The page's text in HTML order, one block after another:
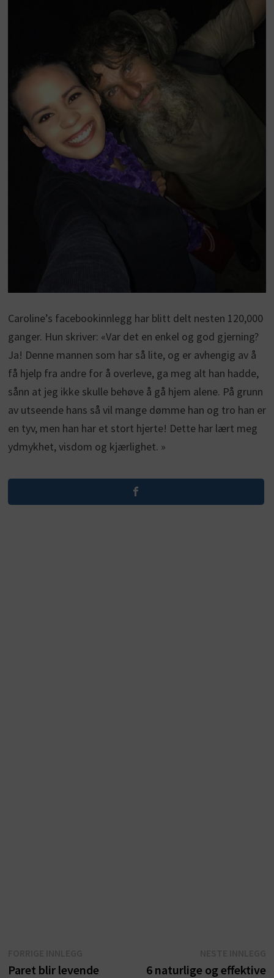
Caroline’s facebookinnlegg har blitt delt nesten 120,000
ganger. Hun skriver: «Var det en enkel og god gjerning?
Ja! Denne mannen som har så lite, og er avhengig av å
få hjelp fra andre for å overleve, ga meg alt han hadde,
sånn at jeg ikke skulle behøve å gå hjem alene. På grunn
av utseende hans så vil mange dømme han og tro han er
en tyv, men han har et stort hjerte! Dette har lært meg
ydmykhet, visdom og kjærlighet. »
innlegg:
Paret blir levende
6 naturlige og effektive